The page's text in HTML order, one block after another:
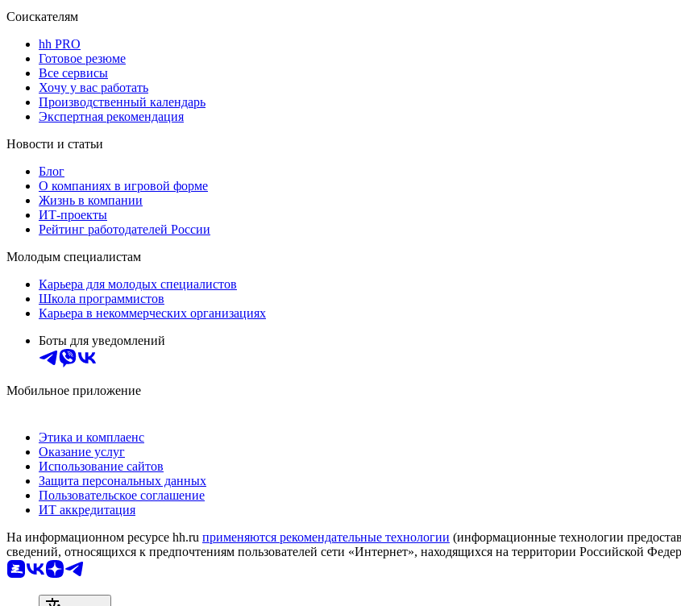
Соискателям
hh PRO
Готовое резюме
Все сервисы
Хочу у вас работать
Производственный календарь
Экспертная рекомендация
Новости и статьи
Блог
О компаниях в игровой форме
Жизнь в компании
ИТ-проекты
Рейтинг работодателей России
Молодым специалистам
Карьера для молодых специалистов
Школа программистов
Карьера в некоммерческих организациях
Боты для уведомлений
Мобильное приложение
Этика и комплаенс
Оказание услуг
Использование сайтов
Защита персональных данных
Пользовательское соглашение
ИТ аккредитация
На информационном ресурсе hh.ru применяются рекомендательные технологии (информационные технологии
сведений, относящихся к предпочтениям пользователей сети «Интернет», находящихся на территории Российской